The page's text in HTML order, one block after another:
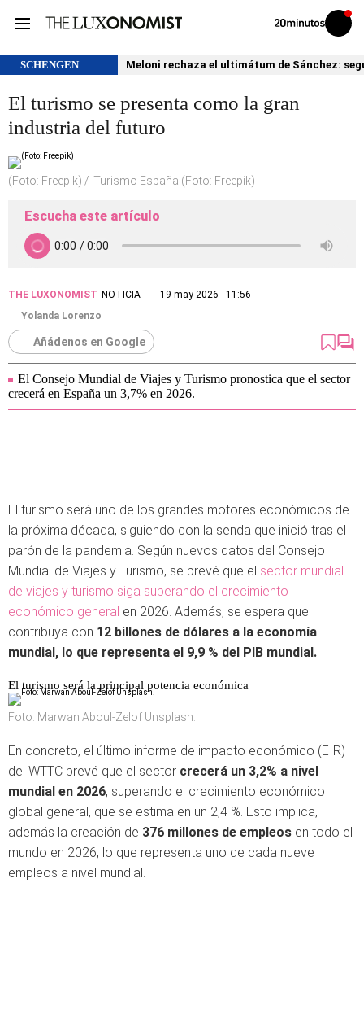
Volver
Iniciar
sesión
SCHENGEN Meloni rechaza el ultimátum de Sánchez:
El turismo se presenta como la gran
industria del futuro
(Foto: Freepik) Turismo España (Foto: Freepik)
Escucha este artículo
THE LUXONOMIST NOTICIA
19 may 2026 - 11:56
Yolanda Lorenzo
Añádenos en Google
El Consejo Mundial de Viajes y Turismo pronostica que el sector
crecerá en España un 3,7% en 2026.
El turismo será uno de los grandes motores económicos de
la próxima década, siguiendo con la senda que inició tras el
parón de la pandemia. Según nuevos datos del Consejo
Mundial de Viajes y Turismo, se prevé que el sector mundial
de viajes y turismo siga superando el crecimiento
económico general en 2026. Además, se espera que
contribuya con 12 billones de dólares a la economía
mundial, lo que representa el 9,9 % del PIB mundial.
El turismo será la principal potencia económica
Foto: Marwan Aboul-Zelof Unsplash.
En concreto, el último informe de impacto económico (EIR)
del WTTC prevé que el sector crecerá un 3,2% a nivel
mundial en 2026, superando el crecimiento económico
global general, que se estima en un 2,4 %. Esto implica,
además la creación de 376 millones de empleos en todo el
mundo en 2026, lo que representa uno de cada nueve
empleos a nivel mundial.